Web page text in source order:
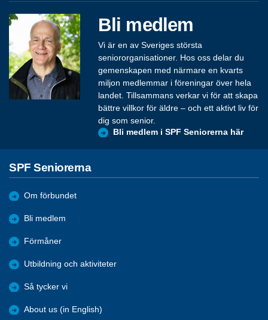
Bli medlem
Vi är en av Sveriges största
seniororganisationer. Hos oss delar du
gemenskapen med närmare en kvarts
miljon medlemmar i föreningar över hela
landet. Tillsammans verkar vi för att skapa
bättre villkor för äldre – och ett aktivt liv för
dig som senior.
Bli medlem i SPF Seniorerna här
SPF Seniorerna
Om förbundet
Bli medlem
Förmåner
Utbildning och aktiviteter
Så tycker vi
About us (in English)